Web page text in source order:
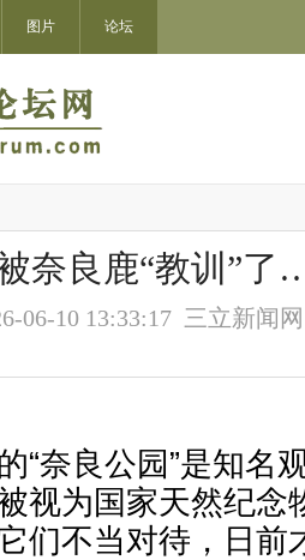
图片 论坛
奈良鹿“教训”
06-10 13:33:17 三立新闻
“奈良公园”是知名
视为国家天然纪念
们不当对待，日前